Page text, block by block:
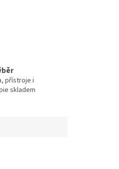
přístroje i
skladem